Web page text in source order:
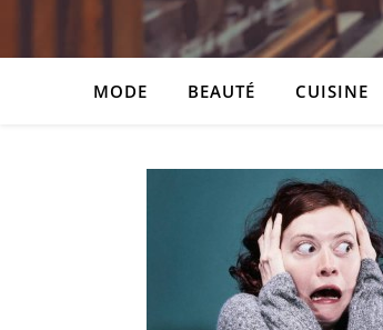
MODE BEAUTÉ CUISINE